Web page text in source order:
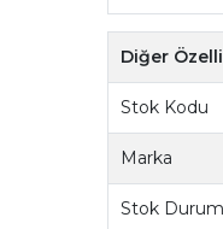
Diğer
Stok Kodu
Marka
Stok